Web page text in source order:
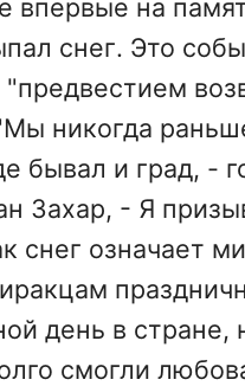
впервые на
снег. Это
никогда
бывал и град, -
Захар, - Я
снег означает
день в стране,
смогли